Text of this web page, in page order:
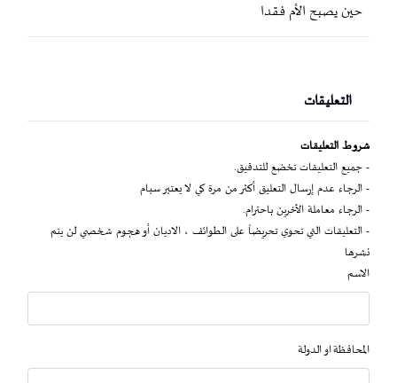
حين يصبح الأم فقدا
التعليقات
شروط التعليقات
- جميع التعليقات تخضع للتدقيق.
- الرجاء عدم إرسال التعليق أكثر من مرة كي لا يعتبر سبام
- الرجاء معاملة الآخرين باحترام.
- التعليقات التي تحوي تحريضاً على الطوائف ، الاديان أو هجوم شخصي لن يتم
نشرها
الاسم
المحافظة او الدولة